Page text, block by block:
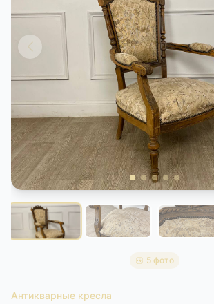
ЭКСКУРСИИ
РЕСТАВРАЦИЯ
КУРСЫ ПО РЕСТАВРАЦИИ
КОНТАКТЫ
ДОСТАВКА И ОПЛАТА
5 фото
Антикварные кресла